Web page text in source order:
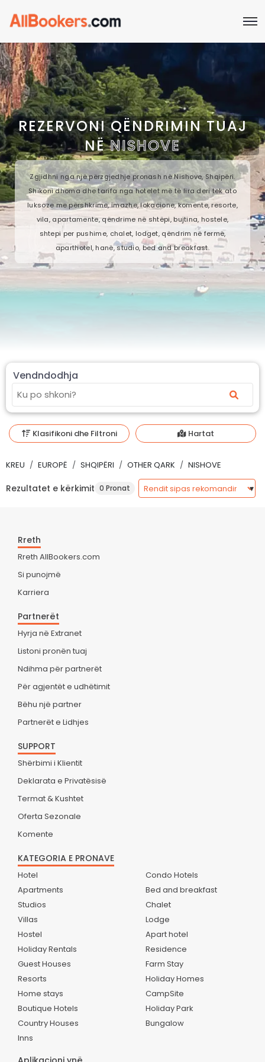
REZERVONI QËNDRIMIN TUAJ
NËNISHOVE
Zgjidhni nga një përzgjedhje pronash në Nishove, Shqipëri.
Shikoni dhoma dhe tarifa nga hotelet më të lira deri tek ato
luksoze me përshkrime, imazhe, lokacione, komente, resorte,
vila, apartamente, qëndrime në shtëpi, bujtina, hostele,
shtepi per pushime, chalet, lodget, qëndrim në fermë,
aparthotel, hanë, studio, bed and breakfast.
Vendndodhja
Klasifikoni dhe Filtroni Hartat
KREU EUROPË SHQIPËRI OTHER QARK NISHOVE
Rezultatet e kërkimit 0 Pronat
Rreth
Rreth AllBookers.com
Si punojmë
Karriera
Partnerët
Hyrja në Extranet
Listoni pronën tuaj
Ndihma për partnerët
Për agjentët e udhëtimit
Bëhu një partner
Partnerët e Lidhjes
SUPPORT
Shërbimi i Klientit
Deklarata e Privatësisë
Termat & Kushtet
Oferta Sezonale
Komente
KATEGORIA E PRONAVE
Hotel
Apartments
Studios
Villas
Hostel
Holiday Rentals
Guest Houses
Resorts
Home stays
Boutique Hotels
Country Houses
Inns
Condo Hotels
Bed and breakfast
Chalet
Lodge
Apart hotel
Residence
Farm Stay
Holiday Homes
CampSite
Holiday Park
Bungalow